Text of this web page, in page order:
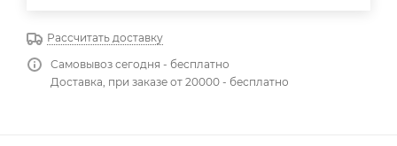
Рассчитать доставку
Самовывоз сегодня - бесплатно
Доставка, при заказе от 20000 - бесплатно